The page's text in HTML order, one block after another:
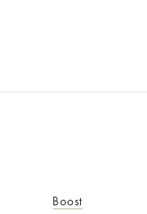
Boost